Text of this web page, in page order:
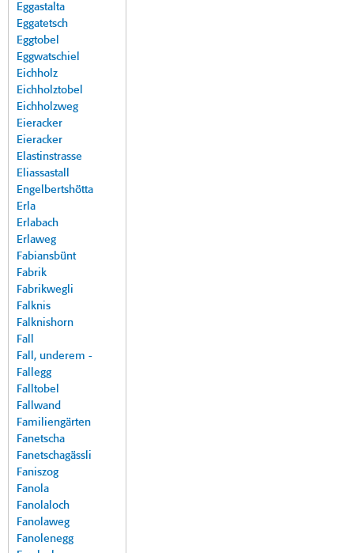
Eggastalta
Eggatetsch
Eggtobel
Eggwatschiel
Eichholz
Eichholztobel
Eichholzweg
Eieracker
Eieracker
Elastinstrasse
Eliassastall
Engelbertshötta
Erla
Erlabach
Erlaweg
Fabiansbünt
Fabrik
Fabrikwegli
Falknis
Falknishorn
Fall
Fall, underem -
Fallegg
Falltobel
Fallwand
Familiengärten
Fanetscha
Fanetschagässli
Faniszog
Fanola
Fanolaloch
Fanolaweg
Fanolenegg